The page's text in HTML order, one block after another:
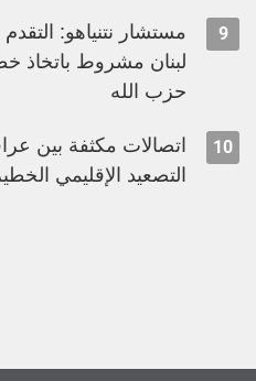
9
مستشار نتنياهو:
لبنان مشروط باتخاذ
حزب الله
10
اتصالات مكثفة بين
التصعيد الإقليمي